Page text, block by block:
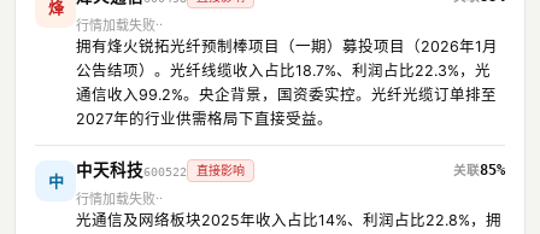
烽
行情加载失败
拥有烽火锐拓光纤预制棒项目（一期）募投项目（2026年1月
公告结项）。光纤线缆收入占比18.7%、利润占比22.3%，光
通信收入99.2%。央企背景，国资委实控。光纤光缆订单排至
2027年的行业供需格局下直接受益。
中
中天科技600522 直接影响
85%
行情加载失败
光通信及网络板块2025年收入占比14%、利润占比22.8%，拥